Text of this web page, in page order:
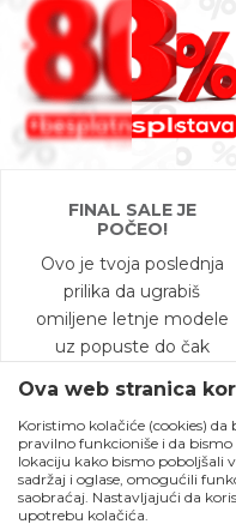
FINAL SALE JE
POČEO!
Ovo je tvoja poslednja
prilika da ugrabiš
omiljene letnje modele
uz popuste do čak
A to nije sve – na
modele snižene do
-50% očekuje te i
BESPLATNA DOSTAVA!
Zapratite nas
Nastojimo da budemo što
samih cena, ali ne možemo
i bez grešaka. Svi artikli
podrazumeva da su dostupni
Ova web stranica
Koristimo kolačiće (cookies)
pravilno funkcioniše i da
lokaciju kako bismo poboljšali
sadržaj i oglase, omogućili
saobraćaj. Nastavljajući da
upotrebu kolačića.